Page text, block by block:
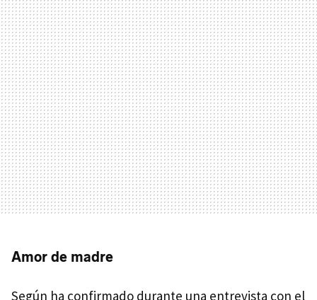
Amor de madre
Según ha confirmado durante una entrevista con el